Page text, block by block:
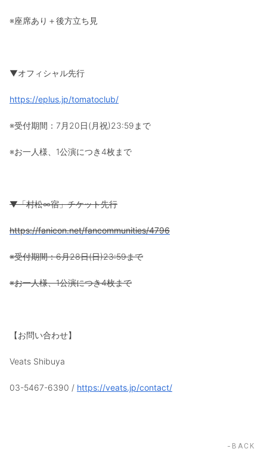
※座席あり＋後方立ち見
▼オフィシャル先行
https://eplus.jp/tomatoclub/
※受付期間：7月20日(月祝)23:59まで
※お一人様、1公演につき4枚まで
▼「村松∞宿」チケット先行
https://fanicon.net/fancommunities/4796
※受付期間：6月28日(日)23:59まで
※お一人様、1公演につき4枚まで
【お問い合わせ】
Veats Shibuya
03-5467-6390 / https://veats.jp/contact/
BACK